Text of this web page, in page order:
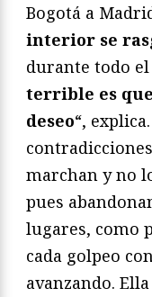
Bogotá a
interior se
durante todo
terrible es
deseo“,
marchan y no
pues
lugares, como
cada golpeo
avanzando.